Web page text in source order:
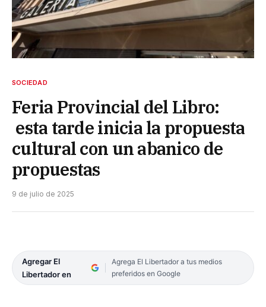
SOCIEDAD
Feria Provincial del Libro:
esta tarde inicia la propuesta
cultural con un abanico de
propuestas
9 de julio de 2025
Agregar El
Libertador en
Agrega El Libertador a tus medios
preferidos en Google